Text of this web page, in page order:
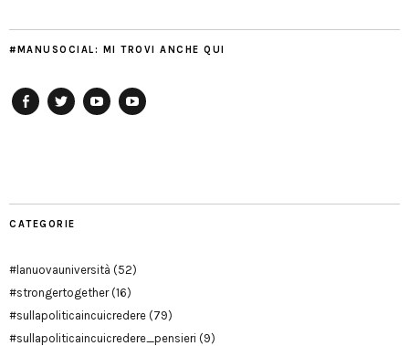
#MANUSOCIAL: MI TROVI ANCHE QUI
CATEGORIE
#lanuovauniversità (52)
#strongertogether(16)
#sullapoliticaincuicredere (79)
#sullapoliticaincuicredere_pensieri (9)